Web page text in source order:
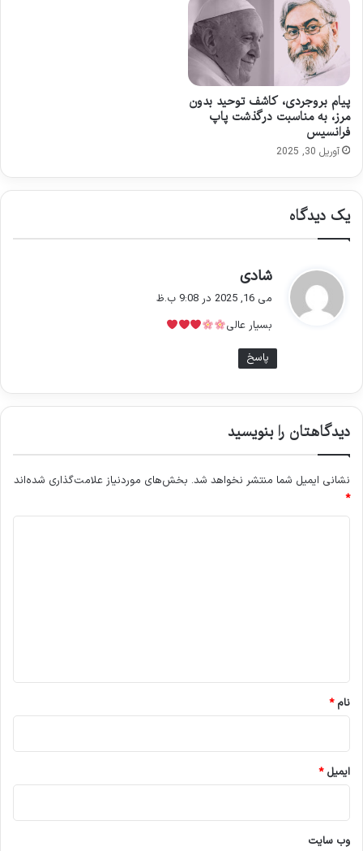
پیام بروجردی، کاشف توحید بدون
مرز، به مناسبت درگذشت پاپ
فرانسیس
آوریل 30, 2025
یک دیدگاه
شادی
ف
:
می 16, 2025 در 9:08 ب.ظ
بسیار عالی
پاسخ
دیدگاهتان را بنویسید
نشانی ایمیل شما منتشر نخواهد شد. بخش‌های موردنیاز علامت‌گذاری شده‌اند
*
نام*
ایمیل*
وب‌ سایت